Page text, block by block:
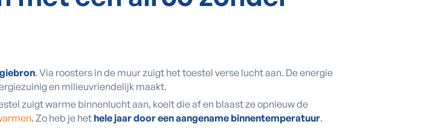
. Via roosters in de muur zuigt het toestel verse lucht aan. De energie
en milieuvriendelijk maakt.
zuigt warme binnenlucht aan, koelt die af en blaast ze opnieuw de
. Zo heb je het hele jaar door een aangename binnentemperatuur.